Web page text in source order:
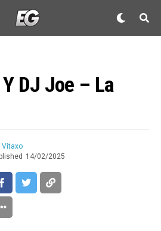
DJ Joe – La
Vitaxo
14/02/2025